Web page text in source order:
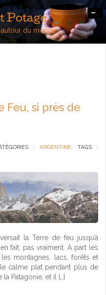
Potage
du monde
-
Feu, si près de
: ARGENTINE. TAGS :
la Terre de feu jusqu’à
fait, pas vraiment. A part les
montagnes, lacs, forêts et
le calme plat pendant plus de
la Patagonie, et il […]